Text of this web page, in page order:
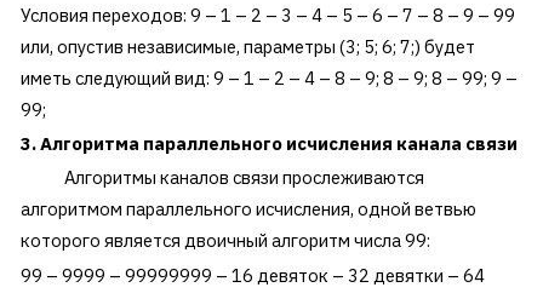
Условия переходов: 9 – 1 – 2 – 3 – 4 – 5 – 6 – 7 – 8 – 9 – 99
или, опустив независимые, параметры (3; 5; 6; 7;) будет
иметь следующий вид: 9 – 1 – 2 – 4 – 8 – 9; 8 – 9; 8 – 99; 9 –
99;
3. Алгоритма параллельного исчисления канала связи
Алгоритмы каналов связи прослеживаются
алгоритмом параллельного исчисления, одной ветвью
которого является двоичный алгоритм числа 99:
99 – 9999 – 99999999 – 16 девяток – 32 девятки – 64